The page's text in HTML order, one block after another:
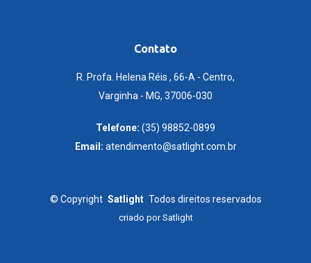
Contato
R. Profa. Helena Réis , 66-A - Centro,
Varginha - MG, 37006-030
Telefone: (35) 98852-0899
Email: atendimento@satlight.com.br
© Copyright Satlight Todos direitos reservados
criado porSatlight